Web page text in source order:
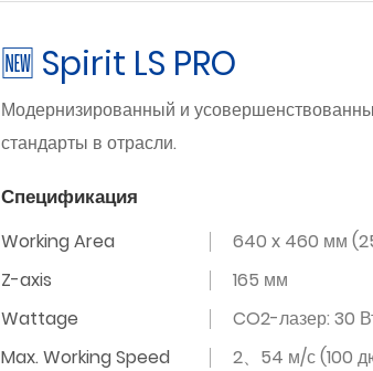
🆕 Spirit LS PRO
Модернизированный и
стандарты в отрасли.
Спецификация
Working Area
640 x 460 мм
Z-axis
165 мм
Wattage
CO2-лазер: 30
Max. Working Speed
2、54 м/с (100